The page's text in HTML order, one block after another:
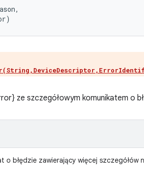
ze szczegółowym komunikatem o
o błędzie zawierający więcej szczegółów